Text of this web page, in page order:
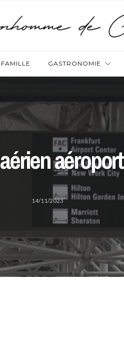
FAMILLE GASTRONOMIE
aéroport
14/11/2023